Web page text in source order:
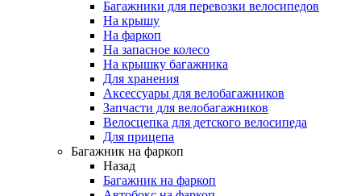
Багажники для перевозки велосипедов
На крышу
На фаркоп
На запасное колесо
На крышку багажника
Для хранения
Аксессуары для велобагажников
Запчасти для велобагажников
Велосцепка для детского велосипеда
Для прицепа
Багажник на фаркоп
Назад
Багажник на фаркоп